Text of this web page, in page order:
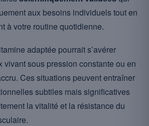
aux besoins individuels tout en
à votre routine quotidienne.
adaptée pourrait s’avérer
vivant sous pression constante ou en
Ces situations peuvent entraîner
subtiles mais significatives
la vitalité et la résistance du